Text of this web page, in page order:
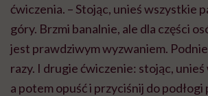
ćwiczenia. – Stojąc, unieś wszystkie
góry. Brzmi banalnie, ale dla części
jest prawdziwym wyzwaniem.
razy. I drugie ćwiczenie: stojąc,
a potem opuść i przyciśnij do podłogi